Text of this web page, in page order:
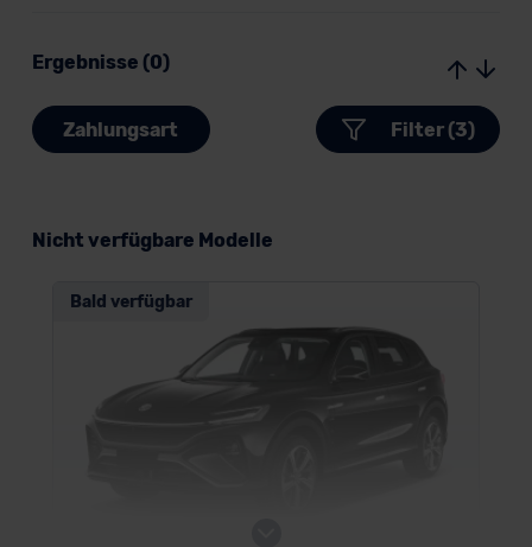
Ergebnisse (0)
Zahlungsart Filter (3)
Nicht verfügbare Modelle
Bald verfügbar